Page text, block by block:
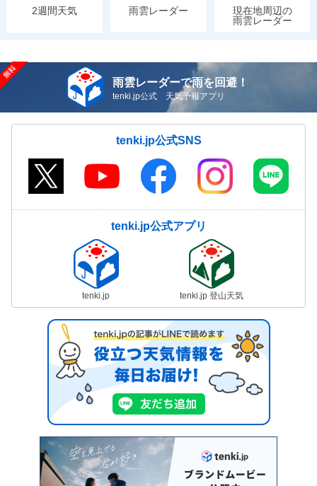
2週間天気 雨雲レーダー
現在地周辺の
雨雲レーダー
雨雲レーダーで雨を回避！
tenki.jp公式 天気予報アプリ
tenki.jp公式SNS
tenki.jp公式アプリ
tenki.jp tenki.jp 登山天気